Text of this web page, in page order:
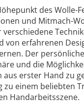
des Wolle-
und Mitmach-
verschiedene
von erfahrenen
Der
und die
aus erster Hand zu
zu einem beliebten
Handarbeitsszene.